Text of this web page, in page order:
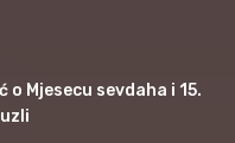
Mjesecu sevdaha i 15.